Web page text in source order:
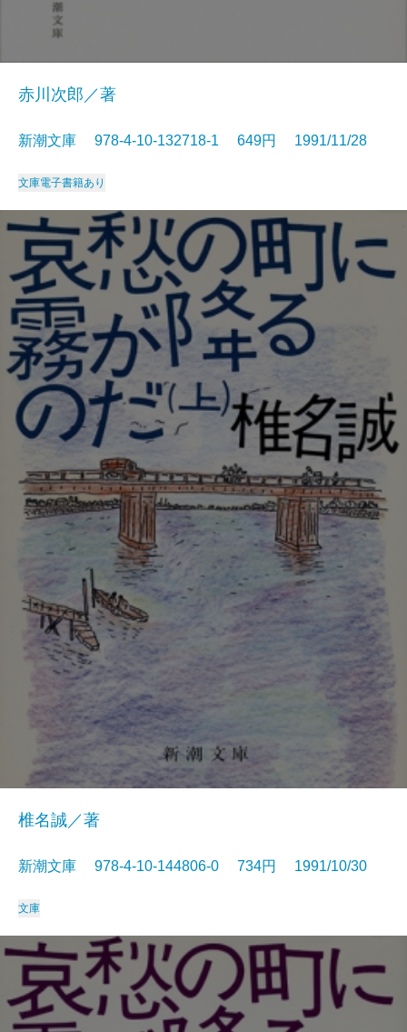
赤川次郎／著
新潮文庫 978-4-10-132718-1 649円 1991/11/28
文庫電子書籍あり
椎名誠／著
新潮文庫 978-4-10-144806-0 734円 1991/10/30
文庫